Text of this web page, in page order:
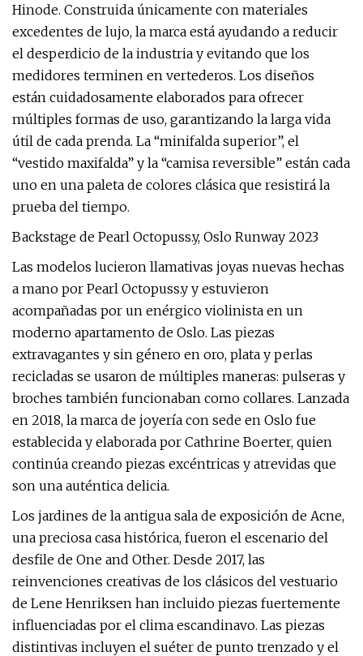
Hinode. Construida únicamente con materiales
excedentes de lujo, la marca está ayudando a reducir
el desperdicio de la industria y evitando que los
medidores terminen en vertederos. Los diseños
están cuidadosamente elaborados para ofrecer
múltiples formas de uso, garantizando la larga vida
útil de cada prenda. La “minifalda superior”, el
“vestido maxifalda” y la “camisa reversible” están cada
uno en una paleta de colores clásica que resistirá la
prueba del tiempo.
Backstage de Pearl Octopuss.y, Oslo Runway 2023
Las modelos lucieron llamativas joyas nuevas hechas
a mano por Pearl Octopuss.y y estuvieron
acompañadas por un enérgico violinista en un
moderno apartamento de Oslo. Las piezas
extravagantes y sin género en oro, plata y perlas
recicladas se usaron de múltiples maneras: pulseras y
broches también funcionaban como collares. Lanzada
en 2018, la marca de joyería con sede en Oslo fue
establecida y elaborada por Cathrine Boerter, quien
continúa creando piezas excéntricas y atrevidas que
son una auténtica delicia.
Los jardines de la antigua sala de exposición de Acne,
una preciosa casa histórica, fueron el escenario del
desfile de One and Other. Desde 2017, las
reinvenciones creativas de los clásicos del vestuario
de Lene Henriksen han incluido piezas fuertemente
influenciadas por el clima escandinavo. Las piezas
distintivas incluyen el suéter de punto trenzado y el